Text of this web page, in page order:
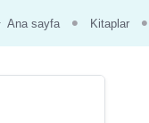
Ana sayfa Kitaplar